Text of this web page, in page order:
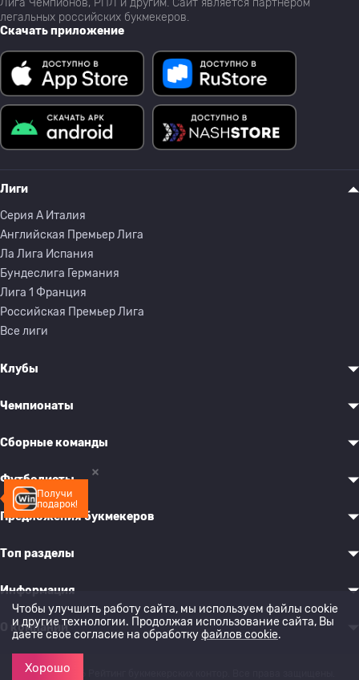
Получи
подарок!
Лига Чемпионов, РПЛ и другим. Сайт является партнёром
легальных российских букмекеров.
Скачать приложение
Лиги
Серия A Италия
Английская Премьер Лига
Ла Лига Испания
Бундеслига Германия
Лига 1 Франция
Российская Премьер Лига
Все лиги
Клубы
Чемпионаты
Сборные команды
Футболисты
Предложения букмекеров
Топ разделы
Информация
О компании
© 2022-2026 Рейтинг букмекерских контор. Все права защищены.
Чтобы улучшить работу сайта, мы используем файлы cookie
и другие технологии. Продолжая использование сайта, Вы
даете свое согласие на обработкуфайлов cookie.
Хорошо